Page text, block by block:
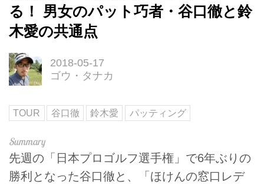
る！ 男女のパット巧者・谷口徹と鈴
木愛の共通点
2018-05-17
ゴウ・タナカ
TOUR 谷口徹 鈴木愛 パッティング
先週の「日本プロゴルフ選手権」で6年ぶりの
勝利となった谷口徹と、「ほけんの窓口レデ